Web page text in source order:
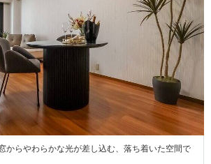
からやわらかな光が差し込む、落ち着いた空間で